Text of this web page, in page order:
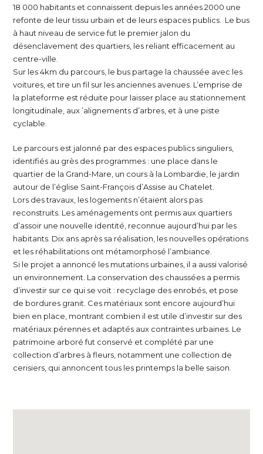
18 000 habitants et connaissent depuis les années 2000 une
refonte de leur tissu urbain et de leurs espaces publics. Le bus
à haut niveau de service fut le premier jalon du
désenclavement des quartiers, les reliant efficacement au
centre-ville.
Sur les 4km du parcours, le bus partage la chaussée avec les
voitures, et tire un fil sur les anciennes avenues. L’emprise de
la plateforme est réduite pour laisser place au stationnement
longitudinale, aux ’alignements d’arbres, et à une piste
cyclable.
Le parcours est jalonné par des espaces publics singuliers,
identifiés au grès des programmes : une place dans le
quartier de la Grand-Mare, un cours à la Lombardie, le jardin
autour de l’église Saint-François d’Assise au Chatelet.
Lors des travaux, les logements n’étaient alors pas
reconstruits. Les aménagements ont permis aux quartiers
d’assoir une nouvelle identité, reconnue aujourd’hui par les
habitants. Dix ans après sa réalisation, les nouvelles opérations
et les réhabilitations ont métamorphosé l’ambiance.
Si le projet a annoncé les mutations urbaines, il a aussi valorisé
un environnement. La conservation des chaussées a permis
d’investir sur ce qui se voit : recyclage des enrobés, et pose
de bordures granit. Ces matériaux sont encore aujourd’hui
bien en place, montrant combien il est utile d’investir sur des
matériaux pérennes et adaptés aux contraintes urbaines. Le
patrimoine arboré fut conservé et complété par une
collection d’arbres à fleurs, notamment une collection de
cerisiers, qui annoncent tous les printemps la belle saison.